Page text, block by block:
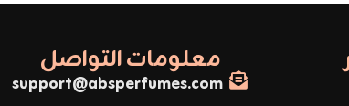
معلومات التواصل
support@absperfumes.com